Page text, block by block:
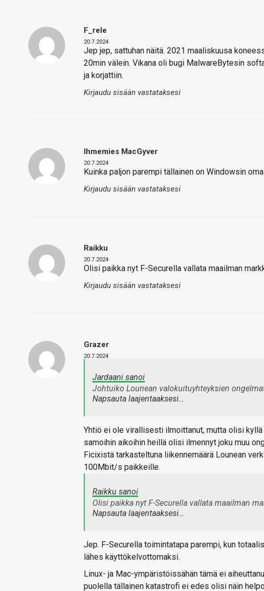
F_rele
20.7.2024
Jep jep, sattuhan näitä. 2021 maaliskuusa
20min välein. Vikana oli bugi MalwareBytesin
ja korjattiin.
Kirjaudu sisään vastataksesi
Ihmemies MacGyver
20.7.2024
Kuinka paljon parempi tällainen on Windowsin
Kirjaudu sisään vastataksesi
Raikku
20.7.2024
Olisi paikka nyt F-Securella vallata maailman
Kirjaudu sisään vastataksesi
Grazer
20.7.2024
Jardaani sanoi
Johtuiko Lounean valokuituyhteyksien
Napsauta laajentaaksesi…
Yhtiö ei ole virallisesti ilmoittanut, mutta olisi
samoihin aikoihin heillä olisi ilmennyt joku muu
Ficixistä tarkasteltuna liikennemäärä Lounean
100Mbit/s paikkeille.
Raikku sanoi
Olisi paikka nyt F-Securella vallata maailman
Napsauta laajentaaksesi…
Jep. F-Securella toimintatapa parempi, kun
lähes käyttökelvottomaksi.
Linux- ja Mac-ympäristöissähän tämä ei
puolella tällainen katastrofi ei edes olisi näin